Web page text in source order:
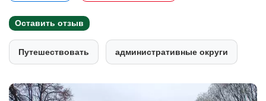
Оставить отзыв
Путешествовать административные округи